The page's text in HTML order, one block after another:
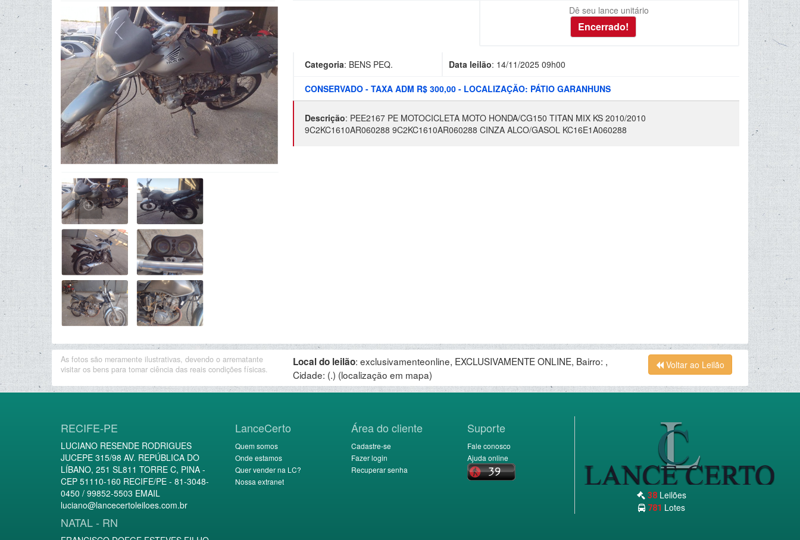
Dê seu lance unitário
Categoria: BENS PEQ. Data leilão: 14/11/2025 09h00
CONSERVADO - TAXA ADM R$ 300,00 - LOCALIZAÇÃO: PÁTIO GARANHUNS
Descrição: PEE2167 PE MOTOCICLETA MOTO HONDA/CG150 TITAN MIX KS 2010/2010
9C2KC1610AR060288 9C2KC1610AR060288 CINZA ALCO/GASOL KC16E1A060288
As fotos são meramente ilustrativas, devendo o arrematante
visitar os bens para tomar ciência das reais condições físicas.
Local do leilão: exclusivamenteonline, EXCLUSIVAMENTE ONLINE, Bairro: ,
Cidade: (.) (localização em mapa)
Voltar ao Leilão
RECIFE-PE
LUCIANO RESENDE RODRIGUES
JUCEPE 315/98 AV. REPÚBLICA DO
LÍBANO, 251 SL811 TORRE C, PINA -
CEP 51110-160 RECIFE/PE - 81-3048-
0450 / 99852-5503 EMAIL
luciano@lancecertoleiloes.com.br
NATAL - RN
LanceCerto
Quem somos
Onde estamos
Quer vender na LC?
Nossa extranet
Área do cliente
Cadastre-se
Fazer login
Recuperar senha
Suporte
Fale conosco
Ajuda online
38Leilões
781 Lotes